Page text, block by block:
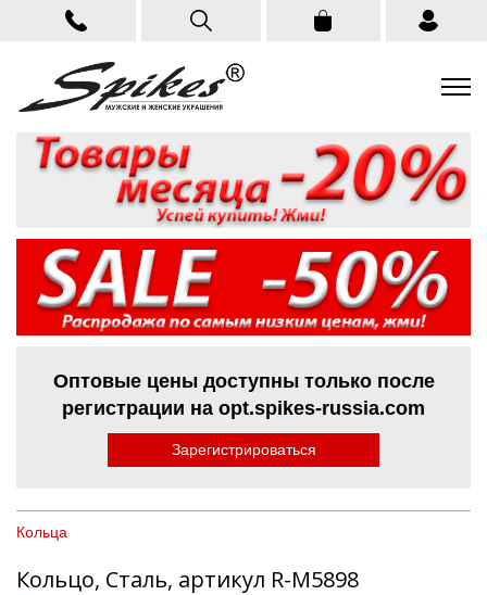
Оптовые цены доступны только после
регистрации на opt.spikes-russia.com
Зарегистрироваться
Кольца
Кольцо, Сталь, артикул R-M5898